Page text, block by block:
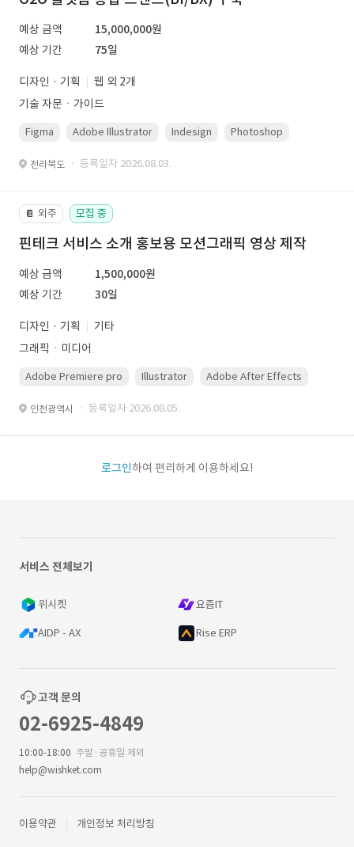
예상 금액
15,000,000원
예상 기간
75일
디자인 · 기획
웹 외 2개
기술 자문ㆍ가이드
Figma Adobe Illustrator Indesign Photoshop
전라북도 · 등록일자 2026.08.03.
📔 외주 모집 중
핀테크 서비스 소개 홍보용 모션그래픽 영상 제작
예상 금액
1,500,000원
예상 기간
30일
디자인 · 기획
기타
그래픽ㆍ미디어
Adobe Premiere pro Illustrator Adobe After Effects
인천광역시 · 등록일자 2026.08.05.
로그인하여 편리하게 이용하세요!
서비스 전체보기
위시켓 요즘IT
AIDP - AX Rise ERP
고객 문의
02-6925-4849
10:00-18:00 주말·공휴일 제외
help@wishket.com
이용약관 개인정보 처리방침